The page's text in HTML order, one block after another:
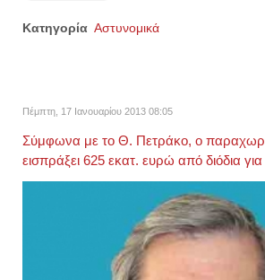
Κατηγορία Αστυνομικά
Πέμπτη, 17 Ιανουαρίου 2013 08:05
Σύμφωνα με το Θ. Πετράκο, ο
εισπράξει 625 εκατ. ευρώ από διόδια